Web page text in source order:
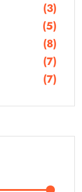
(3)
(5)
(8)
(7)
(7)